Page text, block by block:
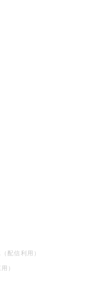
配信利用）
）